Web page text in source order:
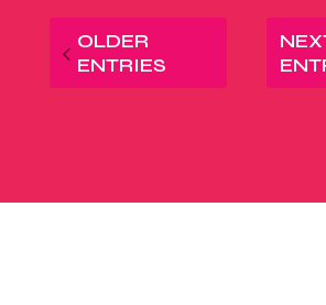
OLDER
ENTRIES